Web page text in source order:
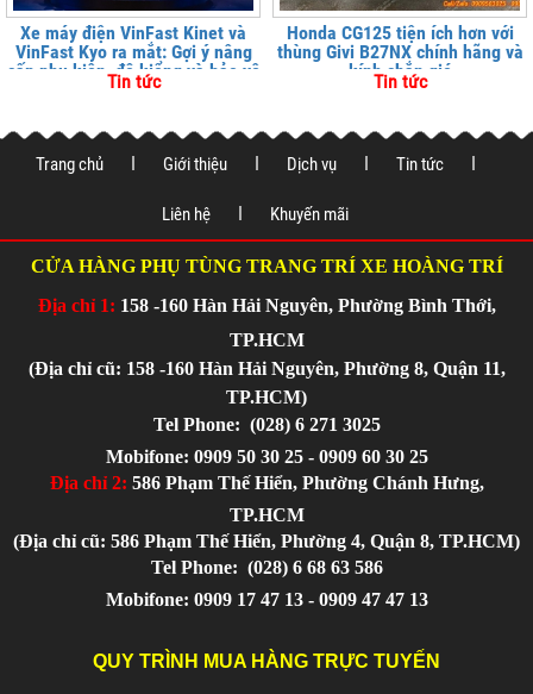
Xe máy điện VinFast Kinet và
VinFast Kyo ra mắt: Gợi ý nâng
cấp phụ kiện, độ kiểng và bảo vệ
xe tại
Tin tức
Honda CG125 tiện ích hơn với
thùng Givi B27NX chính hãng và
kính chắn gió
Tin tức
Trang chủ Giới thiệu Dịch vụ Tin tức
Liên hệ Khuyến mãi
CỬA HÀNG PHỤ TÙNG TRANG TRÍ XE HOÀNG TRÍ
Địa chỉ 1: 158 -160 Hàn Hải Nguyên, Phường Bình Thới,
TP.HCM
(Địa chỉ cũ: 158 -160 Hàn Hải Nguyên, Phường 8, Quận 11,
TP.HCM)
Tel Phone: (028) 6 271 3025
Mobifone: 0909 50 30 25 - 0909 60 30 25
Địa chỉ 2: 586 Phạm Thế Hiển, Phường Chánh Hưng,
TP.HCM
(Địa chỉ cũ: 586 Phạm Thế Hiển, Phường 4, Quận 8, TP.HCM)
Tel Phone: (028) 6 68 63 586
Mobifone: 0909 17 47 13 - 0909 47 47 13
QUY TRÌNH MUA HÀNG TRỰC TUYẾN